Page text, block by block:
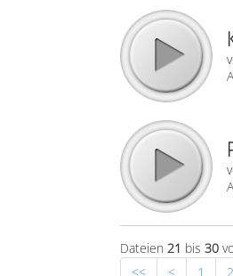
Dateien 21 bis 30
<<
< 1 2